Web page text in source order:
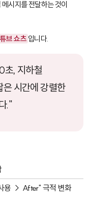
시지를 전달하는 것이
브 쇼츠 입니다.
초, 지하철
은 시간에 강렬한
."
용 → After" 극적 변화